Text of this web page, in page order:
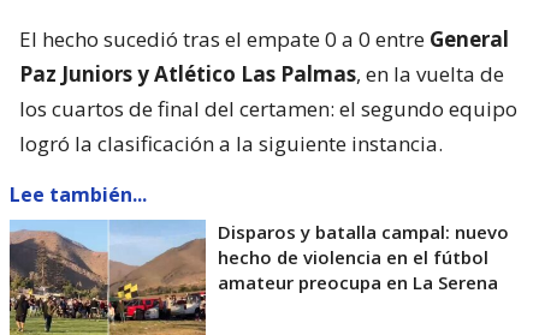
El hecho sucedió tras el empate 0 a 0 entre General
Paz Juniors y Atlético Las Palmas, en la vuelta de
los cuartos de final del certamen: el segundo equipo
logró la clasificación a la siguiente instancia.
Lee también...
Disparos y batalla campal: nuevo
hecho de violencia en el fútbol
amateur preocupa en La Serena